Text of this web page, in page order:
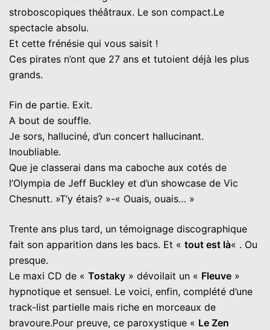
stroboscopiques théâtraux. Le son compact.Le
spectacle absolu.
Et cette frénésie qui vous saisit !
Ces pirates n’ont que 27 ans et tutoient déjà les plus
grands.
Fin de partie. Exit.
A bout de souffle.
Je sors, halluciné, d’un concert hallucinant.
Inoubliable.
Que je classerai dans ma caboche aux cotés de
l’Olympia de Jeff Buckley et d’un showcase de Vic
Chesnutt. »T’y étais? »-« Ouais, ouais… »
Trente ans plus tard, un témoignage discographique
fait son apparition dans les bacs. Et « tout est là« . Ou
presque.
Le maxi CD de « Tostaky » dévoilait un « Fleuve »
hypnotique et sensuel. Le voici, enfin, complété d’une
track-list partielle mais riche en morceaux de
bravoure.Pour preuve, ce paroxystique « Le Zen